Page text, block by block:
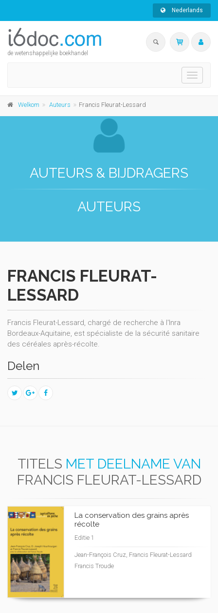
Nederlands
de wetenshappelijke boekhandel
Toggle
Welkom Auteurs Francis Fleurat-Lessard
AUTEURS & BIJDRAGERS
AUTEURS
FRANCIS FLEURAT-
LESSARD
Francis Fleurat-Lessard, chargé de recherche à l'Inra
Bordeaux-Aquitaine, est spécialiste de la sécurité sanitaire
des céréales après-récolte.
Delen
TITELS MET DEELNAME VAN
FRANCIS FLEURAT-LESSARD
La conservation des grains après
récolte
Editie 1
Jean-François Cruz, Francis Fleurat-Lessard
Francis Troude